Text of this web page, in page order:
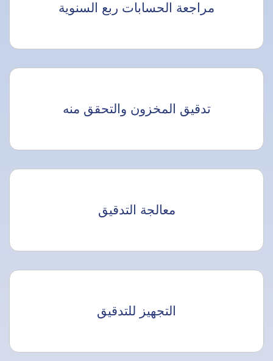
مراجعة الحسابات ربع السنوية
تدقيق المخزون والتحقق منه
معالجة التدقيق
التجهيز للتدقيق